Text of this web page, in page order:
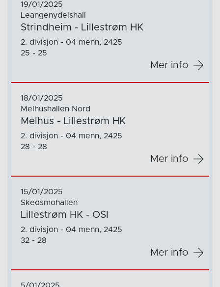
19/01/2025
Leangenydelshall
Strindheim - Lillestrøm HK
2. divisjon - 04 menn, 2425
25 - 25
Mer info
18/01/2025
Melhushallen Nord
Melhus - Lillestrøm HK
2. divisjon - 04 menn, 2425
28 - 28
Mer info
15/01/2025
Skedsmohallen
Lillestrøm HK - OSI
2. divisjon - 04 menn, 2425
32 - 28
Mer info